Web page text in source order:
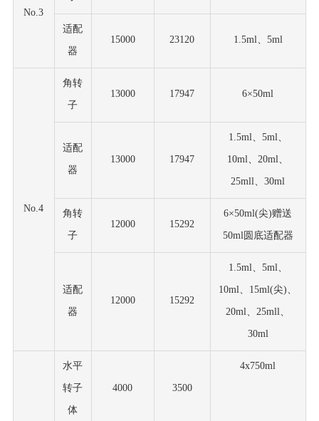
No.3
适配
器
15000 23120 1.5ml、5ml
No.4
角转
子
13000 17947 6×50ml
适配
器
13000 17947
1.5ml、5ml、
10ml、20ml、
25mll、30ml
角转
子
12000 15292
6×50ml(尖)赠送
50ml圆底适配器
适配
器
12000 15292
1.5ml、5ml、
10ml、 15ml(尖)、
20ml、25mll、
30ml
水平
转子
体
4000 3500
4x750ml